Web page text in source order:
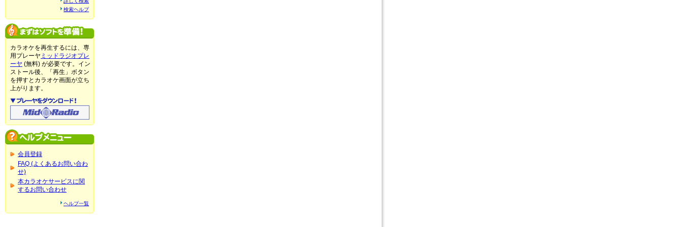
検索ヘルプ
カラオケを再生するには、専
用プレーヤ ミッドラジオプレ
ーヤ (無料) が必要です。イン
ストール後、「再生」ボタン
を押すとカラオケ画面が立ち
上がります。
会員登録
FAQ (よくあるお問い合わ
せ)
本カラオケサービスに関
するお問い合わせ
ヘルプ一覧